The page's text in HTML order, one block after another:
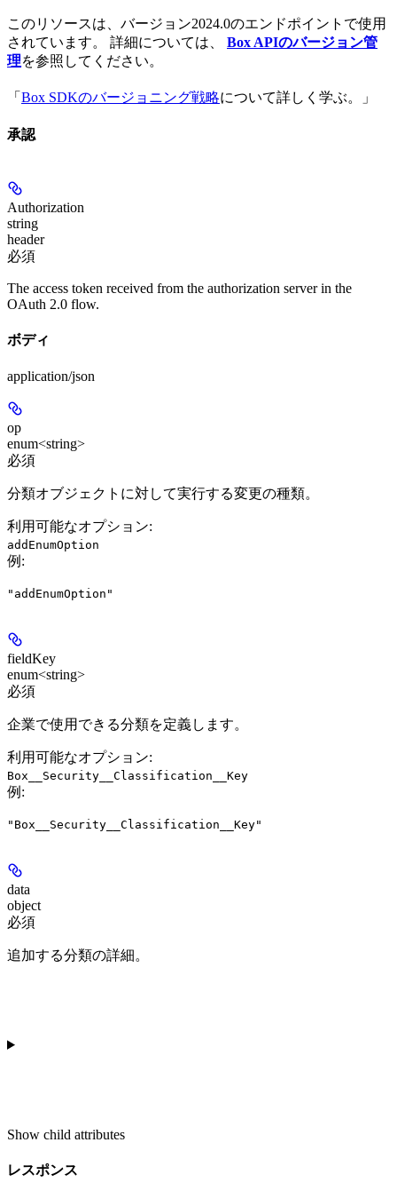
このリソースは、バージョン2024.0のエンドポイントで使用
されています。 詳細については、 Box APIのバージョン管
理を参照してください。
「 Box SDKのバージョニング戦略について詳しく学ぶ。」
承認
Authorization
string
header
必須
The access token received from the authorization server in the
OAuth 2.0 flow.
ボディ
application/json
op
enum<string>
必須
分類オブジェクトに対して実行する変更の種類。
利用可能なオプション:
addEnumOption
例 :
"addEnumOption"
fieldKey
enum<string>
必須
企業で使用できる分類を定義します。
利用可能なオプション:
Box__Security__Classification__Key
例 :
"Box__Security__Classification__Key"
data
object
必須
追加する分類の詳細。
Show child attributes
レスポンス